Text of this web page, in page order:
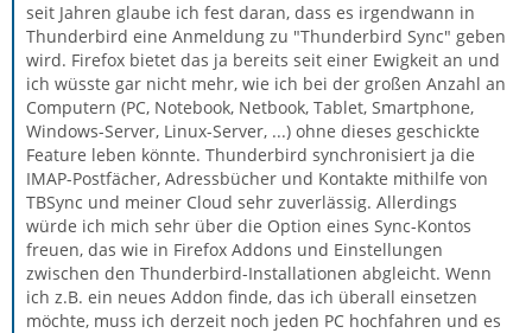
seit Jahren glaube ich fest daran, dass es irgendwann in
Thunderbird eine Anmeldung zu "Thunderbird Sync" geben
wird. Firefox bietet das ja bereits seit einer Ewigkeit an und
ich wüsste gar nicht mehr, wie ich bei der großen Anzahl an
Computern (PC, Notebook, Netbook, Tablet, Smartphone,
Windows-Server, Linux-Server, ...) ohne dieses geschickte
Feature leben könnte. Thunderbird synchronisiert ja die
IMAP-Postfächer, Adressbücher und Kontakte mithilfe von
TBSync und meiner Cloud sehr zuverlässig. Allerdings
würde ich mich sehr über die Option eines Sync-Kontos
freuen, das wie in Firefox Addons und Einstellungen
zwischen den Thunderbird-Installationen abgleicht. Wenn
ich z.B. ein neues Addon finde, das ich überall einsetzen
möchte, muss ich derzeit noch jeden PC hochfahren und es